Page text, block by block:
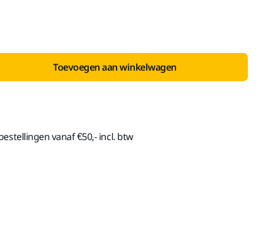
Toevoegen aan winkelwagen
vanaf €50,- incl. btw